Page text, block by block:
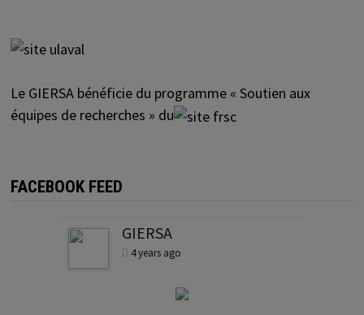
Le GIERSA bénéficie du programme « Soutien aux
équipes de recherches » du
FACEBOOK FEED
GIERSA
4 years ago